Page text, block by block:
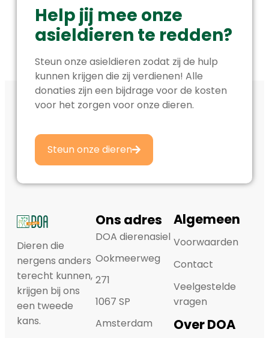
Help jij mee onze
asieldieren te redden?
Steun onze asieldieren zodat zij de hulp
kunnen krijgen die zij verdienen! Alle
donaties zijn een bijdrage voor de kosten
voor het zorgen voor onze dieren.
Steun onze dieren
Dieren die
nergens anders
terecht kunnen,
krijgen bij ons
een tweede
kans.
Ons adres
DOA dierenasiel
Ookmeerweg
271
1067 SP
Amsterdam
Algemeen
Voorwaarden
Contact
Veelgestelde
vragen
Over DOA